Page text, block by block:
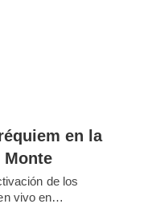
en la
Monte
de los
vivo en…